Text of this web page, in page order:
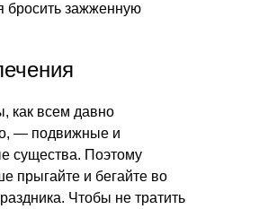
бросить зажженную
как всем давно
— подвижные и
существа. Поэтому
прыгайте и бегайте во
Чтобы не тратить